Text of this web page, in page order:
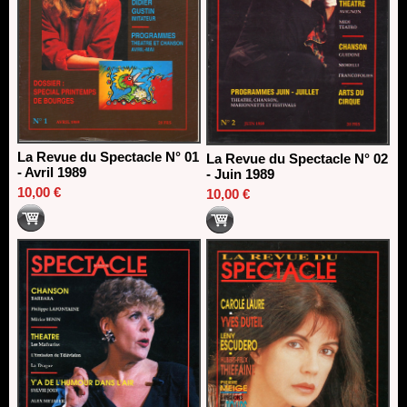
La Revue du Spectacle N° 01
- Avril 1989
10,00 €
La Revue du Spectacle N° 02
- Juin 1989
10,00 €